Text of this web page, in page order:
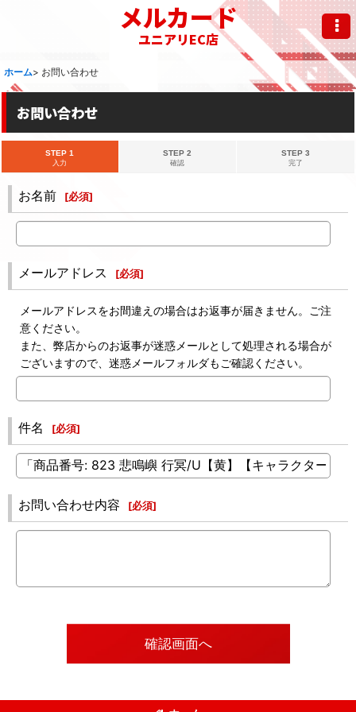
メルカード
ユニアリEC店
ホーム> お問い合わせ
お問い合わせ
STEP 1
入力
STEP 2
確認
STEP 3
完了
お名前 [必須]
メールアドレス [必須]
メールアドレスをお間違えの場合はお返事が届きません。ご注
意ください。
また、弊店からのお返事が迷惑メールとして処理される場合が
ございますので、迷惑メールフォルダもご確認ください。
件名 [必須]
お問い合わせ内容 [必須]
確認画面へ